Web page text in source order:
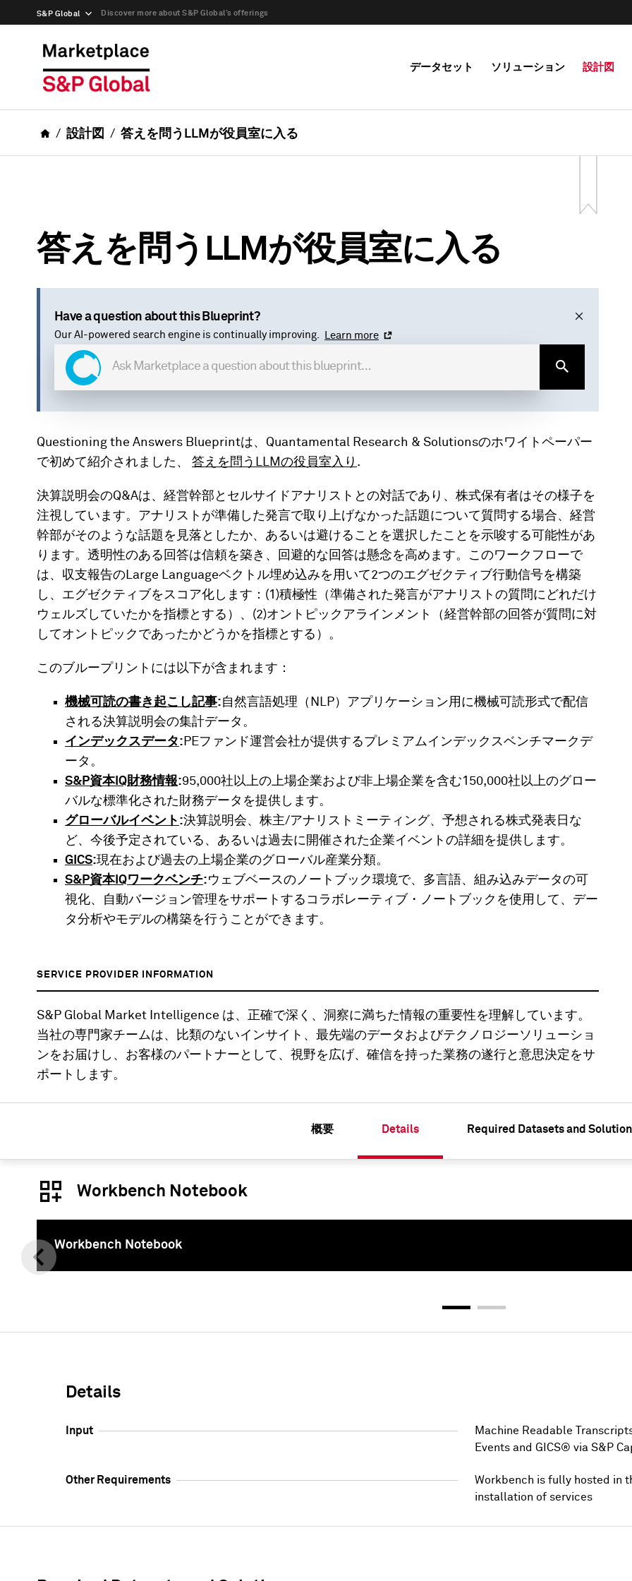
S&P Global Discover more about S&P Global’s offerings
データセット ソリューション 設計図
設計図 答えを問うLLMが役員室に入る
答えを問うLLMが役員室に入る
Have a question about this Blueprint?
Our AI-powered search engine is continually improving. Learn more
Questioning the Answers Blueprintは、Quantamental Research & Solutionsのホワイトペーパー
で初めて紹介されました、 答えを問うLLMの役員室入り .
決算説明会のQ&Aは、経営幹部とセルサイドアナリストとの対話であり、株式保有者はその様子を
注視しています。アナリストが準備した発言で取り上げなかった話題について質問する場合、経営
幹部がそのような話題を見落としたか、あるいは避けることを選択したことを示唆する可能性があ
ります。透明性のある回答は信頼を築き、回避的な回答は懸念を高めます。このワークフローで
は、収支報告のLarge Languageベクトル埋め込みを用いて2つのエグゼクティブ行動信号を構築
し、エグゼクティブをスコア化します：(1)積極性（準備された発言がアナリストの質問にどれだけ
ウェルズしていたかを指標とする）、(2)オントピックアラインメント（経営幹部の回答が質問に対
してオントピックであったかどうかを指標とする）。
このブループリントには以下が含まれます：
機械可読の書き起こし記事:自然言語処理（NLP）アプリケーション用に機械可読形式で配信
される決算説明会の集計データ。
インデックスデータ: PEファンド運営会社が提供するプレミアムインデックスベンチマークデ
ータ。
S&P資本IQ財務情報:95,000社以上の上場企業および非上場企業を含む150,000社以上のグロー
バルな標準化された財務データを提供します。
グローバルイベント :決算説明会、株主/アナリストミーティング、予想される株式発表日な
ど、今後予定されている、あるいは過去に開催された企業イベントの詳細を提供します。
GICS:現在および過去の上場企業のグローバル産業分類。
S&P資本IQワークベンチ:ウェブベースのノートブック環境で、多言語、組み込みデータの可
視化、自動バージョン管理をサポートするコラボレーティブ・ノートブックを使用して、デー
タ分析やモデルの構築を行うことができます。
SERVICE PROVIDER INFORMATION
S&P Global Market Intelligence は、正確で深く、洞察に満ちた情報の重要性を理解しています。
当社の専門家チームは、比類のないインサイト、最先端のデータおよびテクノロジーソリューショ
ンをお届けし、お客様のパートナーとして、視野を広げ、確信を持った業務の遂行と意思決定をサ
ポートします。
概要 Details Required Datasets and
Workbench Notebook
Workbench Notebook
Details
Input
Machine Readable
Events and GICS® via S&P
Other Requirements
Workbench is fully hosted in
installation of services